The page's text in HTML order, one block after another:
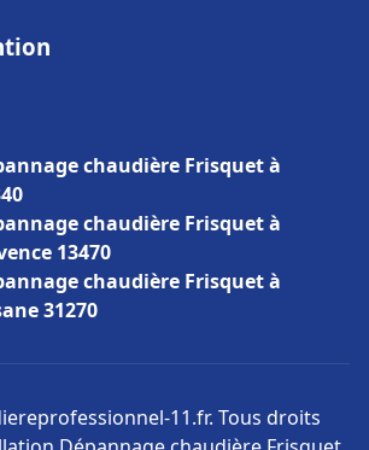
chaudière Frisquet à
chaudière Frisquet à
13470
chaudière Frisquet à
31270
11.fr. Tous droits